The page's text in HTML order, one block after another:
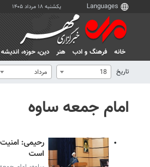
یکشنبه ۱۸ مرداد ۱۴۰۵
خانه فرهنگ و ادب هنر دين، حوزه، انديشه
تاریخ
18 مرداد
امام جمعه ساوه
رحیمی: امنیت
است